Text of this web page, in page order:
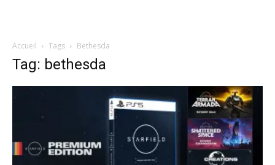
Accueil Tags Bethesda
Tag: bethesda